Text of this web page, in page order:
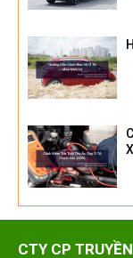
CTY CP